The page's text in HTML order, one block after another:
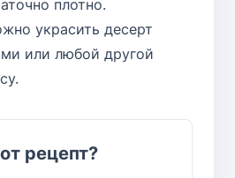
плотно.
украсить десерт
или любой другой
рецепт?